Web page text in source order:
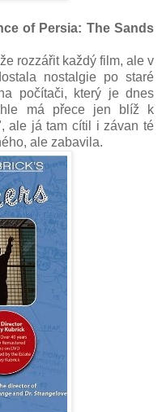
of Persia: The Sands
rozzářit každý film, ale v
nostalgie po staré
počítači, který je dnes
má přece jen blíž k
ale já tam cítil i závan té
ale zabavila.